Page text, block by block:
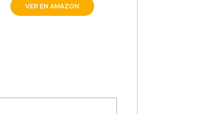
VER EN AMAZON